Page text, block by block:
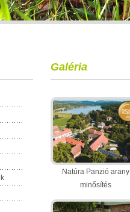
Galéria
Natúra Panzió arany
minősítés
(3 kép)